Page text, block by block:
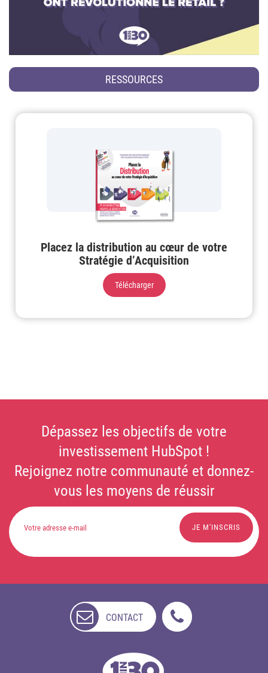
RESSOURCES
Placez la distribution au cœur de votre
Stratégie d’Acquisition
Télécharger
Dépassez les objectifs de votre
investissement HubSpot !
Rejoignez notre communauté et donnez-
vous les moyens de réussir
CONTACT
DISPONIBLE